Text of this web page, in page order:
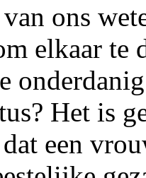
ons
elkaar te
Het is
een